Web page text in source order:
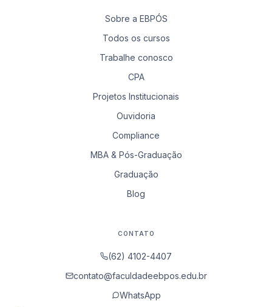
Sobre a EBPÓS
Todos os cursos
Trabalhe conosco
CPA
Projetos Institucionais
Ouvidoria
Compliance
MBA & Pós-Graduação
Graduação
Blog
CONTATO
(62) 4102-4407
contato@faculdadeebpos.edu.br
WhatsApp